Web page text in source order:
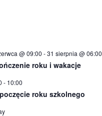
@ 09:00 -31 sierpnia @ 06:00
roku i wakacje
- 10:00
roku szkolnego